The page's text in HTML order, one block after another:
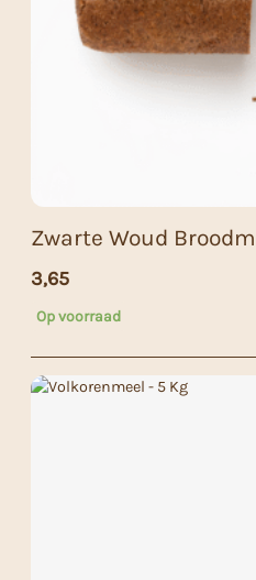
Zwarte Woud
3,65
Op voorraad